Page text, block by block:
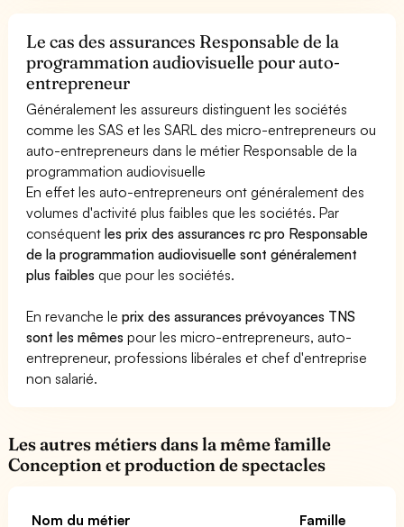
Le cas des assurances Responsable de la
programmation audiovisuelle pour auto-
entrepreneur
Généralement les assureurs distinguent les sociétés
comme les SAS et les SARL des micro-entrepreneurs ou
auto-entrepreneurs dans le métier Responsable de la
programmation audiovisuelle
En effet les auto-entrepreneurs ont généralement des
volumes d'activité plus faibles que les sociétés. Par
conséquentles prix des assurances rc pro Responsable
de la programmation audiovisuelle sont généralement
plus faibles que pour les sociétés.
En revanche leprix des assurances prévoyances TNS
sont les mêmes pour les micro-entrepreneurs, auto-
entrepreneur, professions libérales et chef d'entreprise
non salarié.
Les autres métiers dans la même famille
Conception et production de spectacles
Nom du métier
Famille